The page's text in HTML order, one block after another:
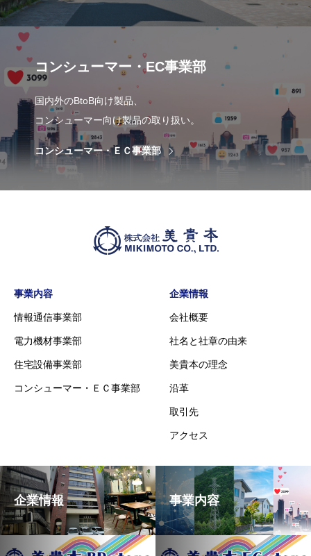
コンシューマー・EC事業部
国内外のBtoB向け製品、
コンシューマー向け製品の取り扱い。
コンシューマー・ＥＣ事業部
事業内容
情報通信事業部
電力機材事業部
住宅設備事業部
コンシューマー・ＥＣ事業部
企業情報
会社概要
社名と社章の由来
美貴本の理念
沿革
取引先
アクセス
企業情報 事業内容